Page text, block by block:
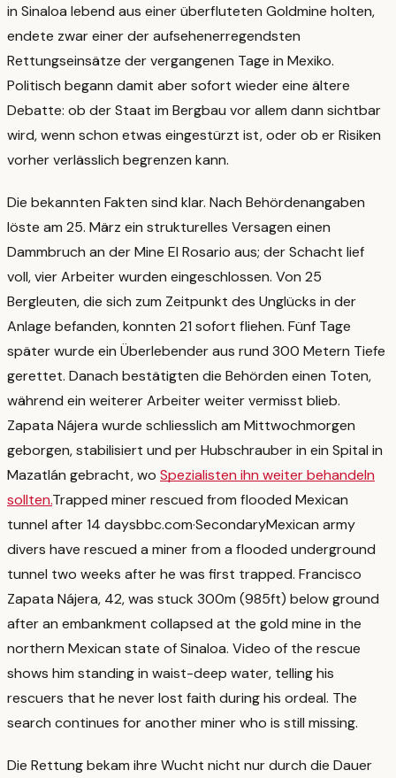
in Sinaloa lebend aus einer überfluteten Goldmine holten,
endete zwar einer der aufsehenerregendsten
Rettungseinsätze der vergangenen Tage in Mexiko.
Politisch begann damit aber sofort wieder eine ältere
Debatte: ob der Staat im Bergbau vor allem dann sichtbar
wird, wenn schon etwas eingestürzt ist, oder ob er Risiken
vorher verlässlich begrenzen kann.
Die bekannten Fakten sind klar. Nach Behördenangaben
löste am 25. März ein strukturelles Versagen einen
Dammbruch an der Mine El Rosario aus; der Schacht lief
voll, vier Arbeiter wurden eingeschlossen. Von 25
Bergleuten, die sich zum Zeitpunkt des Unglücks in der
Anlage befanden, konnten 21 sofort fliehen. Fünf Tage
später wurde ein Überlebender aus rund 300 Metern Tiefe
gerettet. Danach bestätigten die Behörden einen Toten,
während ein weiterer Arbeiter weiter vermisst blieb.
Zapata Nájera wurde schliesslich am Mittwochmorgen
geborgen, stabilisiert und per Hubschrauber in ein Spital in
Mazatlán gebracht, wo Spezialisten ihn weiter behandeln
sollten.Trapped miner rescued from flooded Mexican
tunnel after 14 daysbbc.com·SecondaryMexican army
divers have rescued a miner from a flooded underground
tunnel two weeks after he was first trapped. Francisco
Zapata Nájera, 42, was stuck 300m (985ft) below ground
after an embankment collapsed at the gold mine in the
northern Mexican state of Sinaloa. Video of the rescue
shows him standing in waist-deep water, telling his
rescuers that he never lost faith during his ordeal. The
search continues for another miner who is still missing.
Die Rettung bekam ihre Wucht nicht nur durch die Dauer